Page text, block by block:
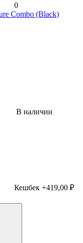
0
Combo (Black)
В наличии
Кешбек +419,00 ₽